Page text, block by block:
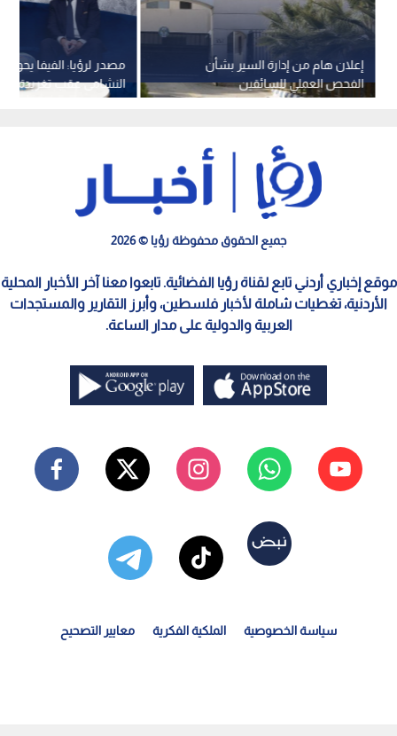
مصدر لرؤيا: الفيفا
النشامى عقب تغريدة
إعلان هام من إدارة السير بشأن
الفحص العملي للسائقين
جميع الحقوق محفوظة رؤيا © 2026
موقع إخباري أردني تابع لقناة رؤيا الفضائية. تابعوا معنا آخر الأخبار المحلية
الأردنية، تغطيات شاملة لأخبار فلسطين، وأبرز التقارير والمستجدات
العربية والدولية على مدار الساعة.
سياسة الخصوصية الملكية الفكرية معايير التصحيح